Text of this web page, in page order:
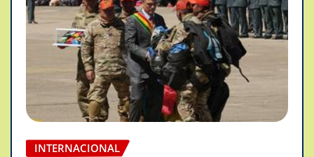
INTERNACIONAL